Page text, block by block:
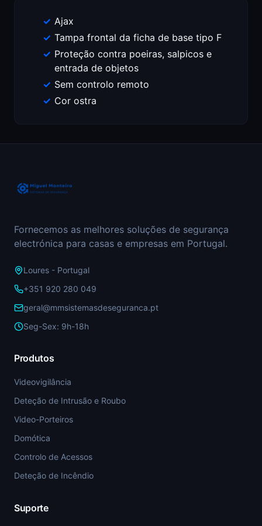
Ajax
Tampa frontal da ficha de base tipo F
Proteção contra poeiras, salpicos e
entrada de objetos
Sem controlo remoto
Cor ostra
Fornecemos as melhores soluções de segurança
electrónica para casas e empresas em Portugal.
Loures - Portugal
+351 920 280 049
geral@mmsistemasdeseguranca.pt
Seg-Sex: 9h-18h
Produtos
Videovigilância
Deteção de Intrusão e Roubo
Video-Porteiros
Domótica
Controlo de Acessos
Deteção de Incêndio
Suporte